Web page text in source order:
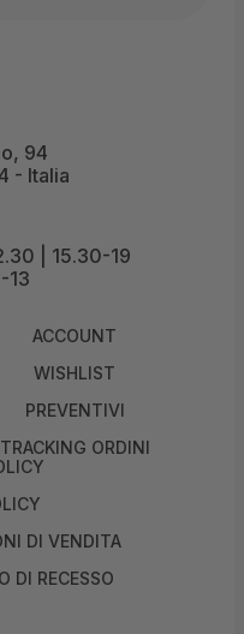
94
- Italia
| 15.30-19
13
ACCOUNT
WISHLIST
PREVENTIVI
TRACKING ORDINI
DI VENDITA
DI RECESSO